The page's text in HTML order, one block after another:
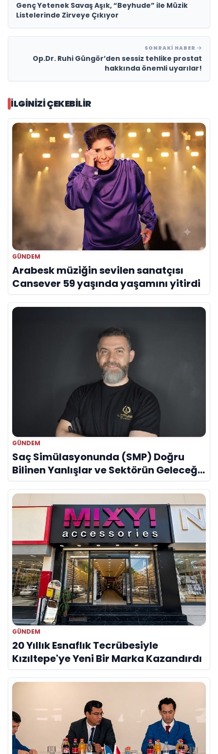
Genç Yetenek Savaş Aşık, “Beyhude” ile Müzik
Listelerinde Zirveye Çıkıyor
SONRAKI HABER
Op.Dr. Ruhi Güngör’den sessiz tehlike prostat
hakkında önemli uyarılar!
İLGINIZI ÇEKEBILIR
GÜNDEM
Arabesk müziğin sevilen sanatçısı
Cansever 59 yaşında yaşamını yitirdi
GÜNDEM
Saç Simülasyonunda (SMP) Doğru
Bilinen Yanlışlar ve Sektörün Geleceği:
Onur Akdeniz ile Özel Röportaj
GÜNDEM
20 Yıllık Esnaflık Tecrübesiyle
Kızıltepe'ye Yeni Bir Marka Kazandırdı